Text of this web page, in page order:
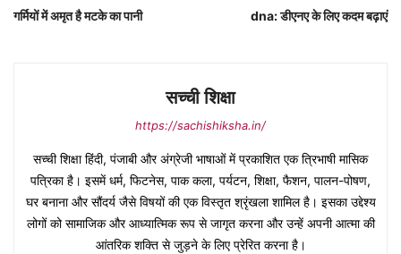
गर्मियों में अमृत है मटके का पानी dna: डीएनए के लिए कदम बढ़ाएं
सच्ची शिक्षा
https://sachishiksha.in/
सच्ची शिक्षा हिंदी, पंजाबी और अंग्रेजी भाषाओं में प्रकाशित एक त्रिभाषी मासिक
पत्रिका है। इसमें धर्म, फिटनेस, पाक कला, पर्यटन, शिक्षा, फैशन, पालन-पोषण,
घर बनाना और सौंदर्य जैसे विषयों की एक विस्तृत श्रृंखला शामिल है। इसका उद्देश्य
लोगों को सामाजिक और आध्यात्मिक रूप से जागृत करना और उन्हें अपनी आत्मा की
आंतरिक शक्ति से जुड़ने के लिए प्रेरित करना है।